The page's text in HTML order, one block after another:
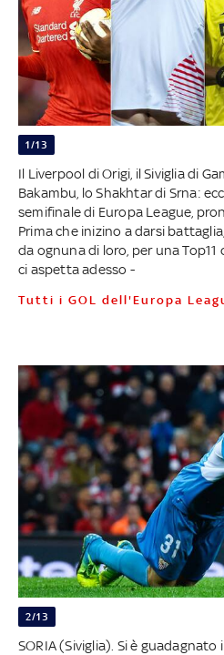
1/13
Il Liverpool di Origi, il Siviglia di
Bakambu, lo Shakhtar di Srna:
semifinale di Europa League,
Prima che inizino a darsi
da ognuna di loro, per una Top11
ci aspetta adesso -
Tutti i GOL dell'Europa
2/13
SORIA (Siviglia). Si è